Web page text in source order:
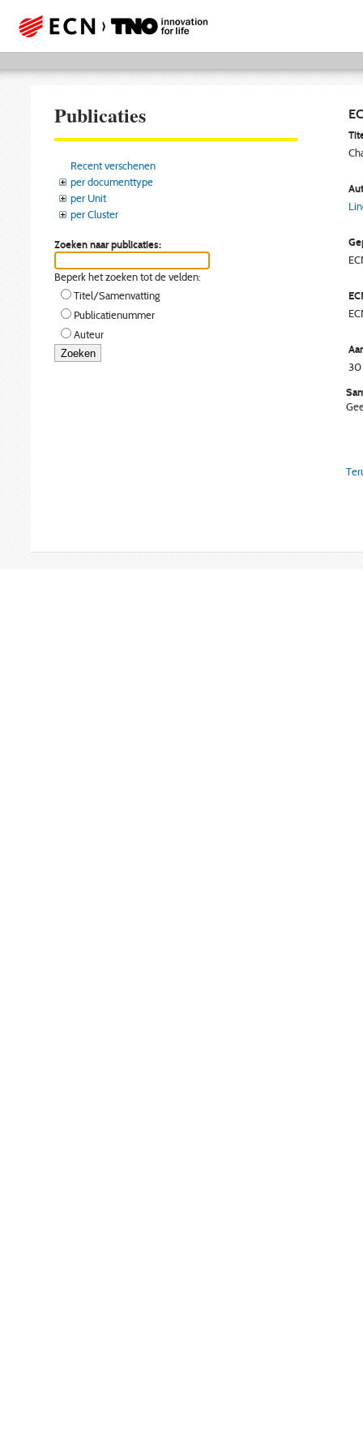
Publicaties
Recent verschenen
per documenttype
per Unit
per Cluster
Zoeken naar publicaties:
Beperk het zoeken tot de velden:
Titel/Samenvatting
Publicatienummer
Auteur
30